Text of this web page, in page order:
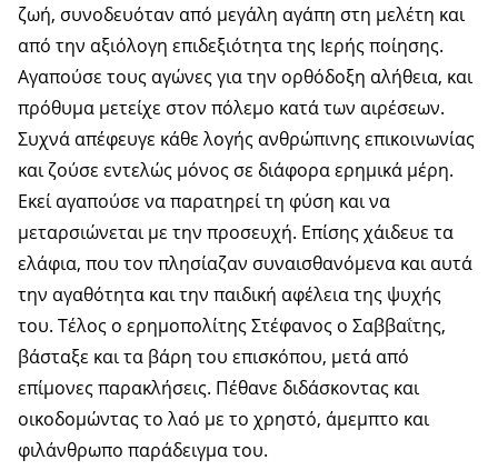
ζωή, συνοδευόταν από μεγάλη αγάπη στη μελέτη και
από την αξιόλογη επιδεξιότητα της Ιερής ποίησης.
Αγαπούσε τους αγώνες για την ορθόδοξη αλήθεια, και
πρόθυμα μετείχε στον πόλεμο κατά των αιρέσεων.
Συχνά απέφευγε κάθε λογής ανθρώπινης επικοινωνίας
και ζούσε εντελώς μόνος σε διάφορα ερημικά μέρη.
Εκεί αγαπούσε να παρατηρεί τη φύση και να
μεταρσιώνεται με την προσευχή. Επίσης χάιδευε τα
ελάφια, που τον πλησίαζαν συναισθανόμενα και αυτά
την αγαθότητα και την παιδική αφέλεια της ψυχής
του. Τέλος ο ερημοπολίτης Στέφανος ο Σαββαΐτης,
βάσταξε και τα βάρη του επισκόπου, μετά από
επίμονες παρακλήσεις. Πέθανε διδάσκοντας και
οικοδομώντας το λαό με το χρηστό, άμεμπτο και
φιλάνθρωπο παράδειγμα του.